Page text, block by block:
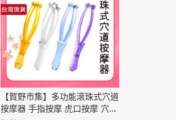
【賀野市集】多功能滾珠式穴道
按摩器 手指按摩 虎口按摩 穴位